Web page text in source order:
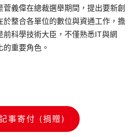
菅義偉在總裁選舉期間，提出要新創
於整合各單位的數位與資通工作，擔
科學技術大臣，不僅熟悉IT與網
重要角色。
事寄付 (捐贈)